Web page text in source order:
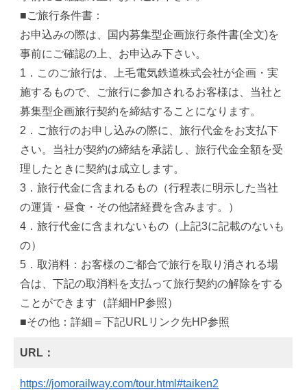
■ご旅行条件書：
お申込みの際は、国内募集型企画旅行条件書(全文)を
事前にご確認の上、お申込み下さい。
1．このご旅行は、上毛電気鉄道株式会社が企画・実
施するもので、ご旅行に参加されるお客様は、当社と
募集型企画旅行契約を締結することになります。
2．ご旅行のお申し込みの際に、旅行代金をお支払下
さい。当社が契約の締結を承諾し、旅行代金全額を受
理したときに契約は成立します。
3．旅行代金に含まれるもの（行程表に明示した当社
の運賃・昼食・その他諸経費を含みます。）
4．旅行代金に含まれないもの（上記3に記載のないも
の）
5．取消料：お客様のご都合で旅行を取り消される場
合は、下記の取消料を支払って旅行契約の解除をする
ことができます（詳細HP参照）
■その他：詳細＝下記URLリンク先HP参照
URL：
https://jomorailway.com/tour.html#taiken2